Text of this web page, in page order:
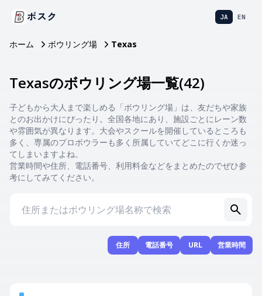
ボスク JA EN
ホーム ボウリング場 Texas
Texasのボウリング場一覧(42)
子どもから大人まで楽しめる「ボウリング場」は、友だちや家族
とのお出かけにぴったり。全国各地にあり、施設ごとにレーン数
や雰囲気が異なります。大会やスクールを開催しているところも
多く、専属のプロボウラーも多く所属していてどこに行くか迷っ
てしまいますよね。
営業時間や住所、電話番号、利用料金などをまとめたのでぜひ参
考にしてみてください。
住所 電話番号 URL 営業時間